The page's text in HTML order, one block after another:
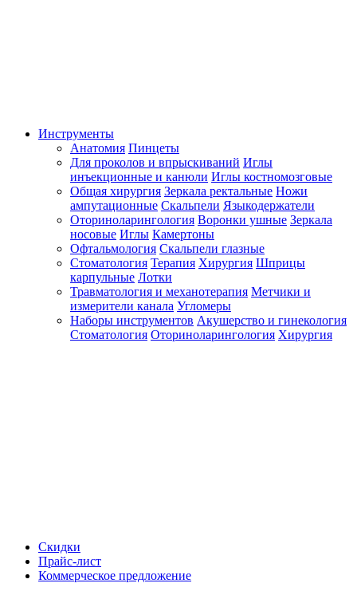
Инструменты
Анатомия Пинцеты
Для проколов и впрыскиваний Иглы
инъекционные и канюли Иглы костномозговые
Общая хирургия Зеркала ректальные Ножи
ампутационные Скальпели Языкодержатели
Оториноларингология Воронки ушные Зеркала
носовые Иглы Камертоны
Офтальмология Скальпели глазные
Стоматология Терапия Хирургия Шприцы
карпульные Лотки
Травматология и механотерапия Метчики и
измерители канала Угломеры
Наборы инструментов Акушерство и гинекология
Стоматология Оториноларингология Хирургия
Скидки
Прайс-лист
Коммерческое предложение